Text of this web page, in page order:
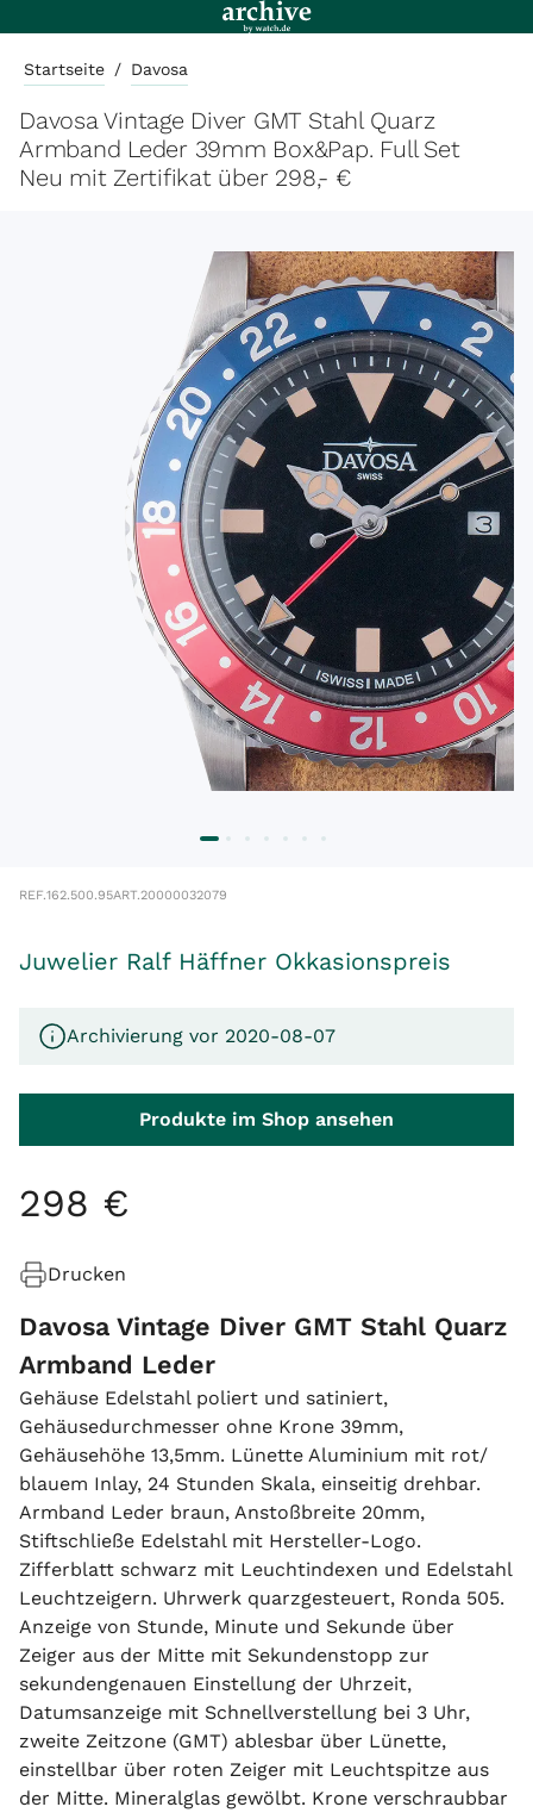
Startseite / Davosa
Davosa Vintage Diver GMT Stahl Quarz
Armband Leder 39mm Box&Pap. Full Set
Neu mit Zertifikat über 298,- €
REF.162.500.95ART.20000032079
Juwelier Ralf Häffner Okkasionspreis
Archivierung vor 2020-08-07
Produkte im Shop ansehen
298 €
Drucken
Davosa Vintage Diver GMT Stahl Quarz
Armband Leder
Gehäuse Edelstahl poliert und satiniert,
Gehäusedurchmesser ohne Krone 39mm,
Gehäusehöhe 13,5mm. Lünette Aluminium mit rot/
blauem Inlay, 24 Stunden Skala, einseitig drehbar.
Armband Leder braun, Anstoßbreite 20mm,
Stiftschließe Edelstahl mit Hersteller-Logo.
Zifferblatt schwarz mit Leuchtindexen und Edelstahl
Leuchtzeigern. Uhrwerk quarzgesteuert, Ronda 505.
Anzeige von Stunde, Minute und Sekunde über
Zeiger aus der Mitte mit Sekundenstopp zur
sekundengenauen Einstellung der Uhrzeit,
Datumsanzeige mit Schnellverstellung bei 3 Uhr,
zweite Zeitzone (GMT) ablesbar über Lünette,
einstellbar über roten Zeiger mit Leuchtspitze aus
der Mitte. Mineralglas gewölbt. Krone verschraubbar